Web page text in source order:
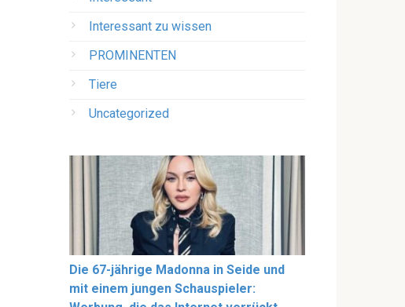
Interessant zu wissen
PROMINENTEN
Tiere
Uncategorized
Die 67-jährige Madonna in Seide und
mit einem jungen Schauspieler: